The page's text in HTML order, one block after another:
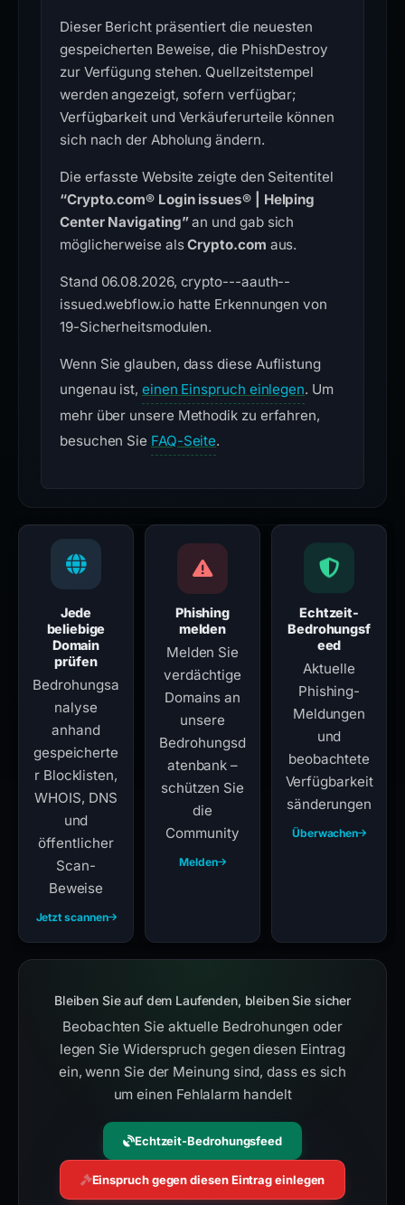
Dieser Bericht präsentiert die neuesten
gespeicherten Beweise, die PhishDestroy
zur Verfügung stehen. Quellzeitstempel
werden angezeigt, sofern verfügbar;
Verfügbarkeit und Verkäuferurteile können
sich nach der Abholung ändern.
Die erfasste Website zeigte den Seitentitel
“Crypto.com® Login issues® | Helping
Center Navigating”an und gab sich
möglicherweise alsCrypto.com aus.
Stand 06.08.2026, crypto---aauth--
issued.webflow.io hatte Erkennungen von
19-Sicherheitsmodulen.
Wenn Sie glauben, dass diese Auflistung
ungenau ist, einen Einspruch einlegen. Um
mehr über unsere Methodik zu erfahren,
besuchen Sie FAQ-Seite.
Jede
beliebige
Domain
prüfen
Bedrohungsa
nalyse
anhand
gespeicherte
r Blocklisten,
WHOIS, DNS
und
öffentlicher
Scan-
Beweise
Jetzt scannen
Phishing
melden
Melden Sie
verdächtige
Domains an
unsere
Bedrohungsd
atenbank –
schützen Sie
die
Community
Melden
Echtzeit-
Bedrohungsf
eed
Aktuelle
Phishing-
Meldungen
und
beobachtete
Verfügbarkeit
sänderungen
Überwachen
Bleiben Sie auf dem Laufenden, bleiben Sie sicher
Beobachten Sie aktuelle Bedrohungen oder
legen Sie Widerspruch gegen diesen Eintrag
ein, wenn Sie der Meinung sind, dass es sich
um einen Fehlalarm handelt
Echtzeit-Bedrohungsfeed
Einspruch gegen diesen Eintrag einlegen